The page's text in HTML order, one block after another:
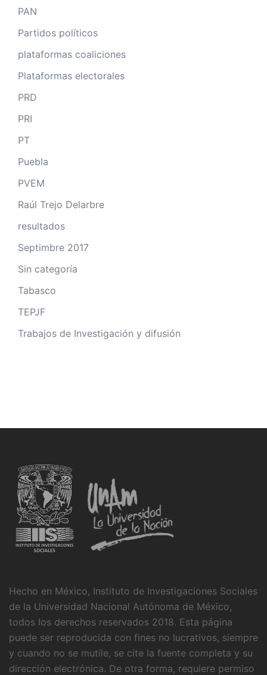
PAN
Partidos políticos
plataformas coaliciones
Plataformas electorales
PRD
PRI
PT
Puebla
PVEM
Raúl Trejo Delarbre
resultados
Septimbre 2017
Sin categoría
Tabasco
TEPJF
Trabajos de Investigación y difusión
Hecho en México, Instituto de Investigaciones Sociales
de la Universidad Nacional Autónoma de México,
todos los derechos reservados 2018. Esta página
puede ser reproducida con fines no lucrativos, siempre
y cuando no se mutile, se cite la fuente completa y su
dirección electrónica. De otra forma, requiere permiso